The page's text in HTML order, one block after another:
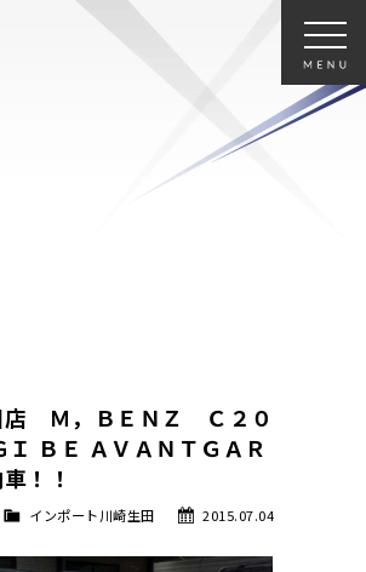
店 Ｍ，ＢＥＮＺ Ｃ２０
Ｉ ＢＥ ＡＶＡＮＴＧＡＲ
！！
2015.07.04
インポート川崎生田